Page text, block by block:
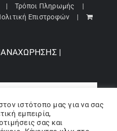
Τρόποι Πληρωμής
Επιστροφών
|
ιστότοπo μας για να σας
εμπειρία,
σας και